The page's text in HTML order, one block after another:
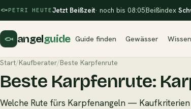
PETRI HEUTEJetzt Beißzeit· noch bis 08:05Beißindex
angelguide Guide finden Gewässer Wissen
Start/Kaufberater/Beste Karpfenrute
Beste Karpfenrute:
Welche Rute fürs Karpfenangeln —